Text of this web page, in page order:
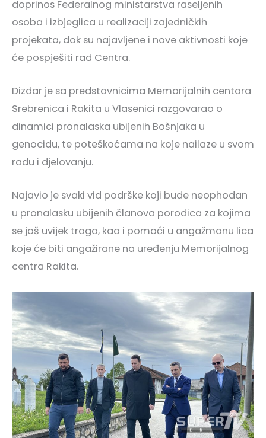
doprinos Federalnog ministarstva raseljenih
osoba i izbjeglica u realizaciji zajedničkih
projekata, dok su najavljene i nove aktivnosti koje
će pospješiti rad Centra.
Dizdar je sa predstavnicima Memorijalnih centara
Srebrenica i Rakita u Vlasenici razgovarao o
dinamici pronalaska ubijenih Bošnjaka u
genocidu, te poteškoćama na koje nailaze u svom
radu i djelovanju.
Najavio je svaki vid podrške koji bude neophodan
u pronalasku ubijenih članova porodica za kojima
se još uvijek traga, kao i pomoći u angažmanu lica
koje će biti angažirane na uređenju Memorijalnog
centra Rakita.